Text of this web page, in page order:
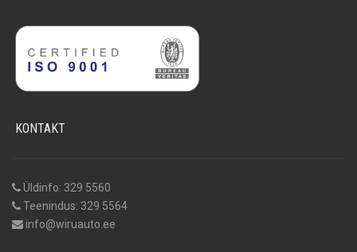
KONTAKT
Üldinfo: 329 5560
Teenindus: 329 5564
info@wiruauto.ee